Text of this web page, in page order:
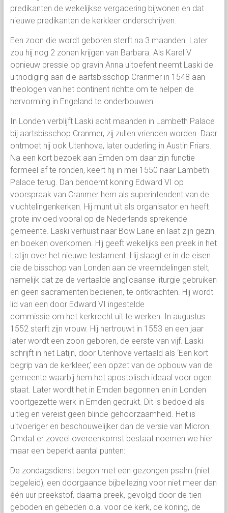
predikanten de wekelijkse vergadering bijwonen en dat
nieuwe predikanten de kerkleer onderschrijven.
Een zoon die wordt geboren sterft na 3 maanden. Later
zou hij nog 2 zonen krijgen van Barbara. Als Karel V
opnieuw pressie op gravin Anna uitoefent neemt Laski de
uitnodiging aan die aartsbisschop Cranmer in 1548 aan
theologen van het continent richtte om te helpen de
hervorming in Engeland te onderbouwen.
In Londen verblijft Laski acht maanden in Lambeth Palace
bij aartsbisschop Cranmer, zij zullen vrienden worden. Daar
ontmoet hij ook Utenhove, later ouderling in Austin Friars.
Na een kort bezoek aan Emden om daar zijn functie
formeel af te ronden, keert hij in mei 1550 naar Lambeth
Palace terug. Dan benoemt koning Edward VI op
voorspraak van Cranmer hem als superintendent van de
vluchtelingenkerken. Hij munt uit als organisator en heeft
grote invloed vooral op de Nederlands sprekende
gemeente. Laski verhuist naar Bow Lane en laat zijn gezin
en boeken overkomen. Hij geeft wekelijks een preek in het
Latijn over het nieuwe testament. Hij slaagt er in de eisen
die de bisschop van Londen aan de vreemdelingen stelt,
namelijk dat ze de vertaalde anglicaanse liturgie gebruiken
en geen sacramenten bedienen, te ontkrachten. Hij wordt
lid van een door Edward VI ingestelde
commissie om het kerkrecht uit te werken. In augustus
1552 sterft zijn vrouw. Hij hertrouwt in 1553 en een jaar
later wordt een zoon geboren, de eerste van vijf. Laski
schrijft in het Latijn, door Utenhove vertaald als ‘Een kort
begrip van de kerkleer,’ een opzet van de opbouw van de
gemeente waarbij hem het apostolisch ideaal voor ogen
staat. Later wordt het in Emden begonnen en in Londen
voortgezette werk in Emden gedrukt. Dit is bedoeld als
uitleg en vereist geen blinde gehoorzaamheid. Het is
uitvoeriger en beschouwelijker dan de versie van Micron.
Omdat er zoveel overeenkomst bestaat noemen we hier
maar een beperkt aantal punten:
De zondagsdienst begon met een gezongen psalm (niet
begeleid), een doorgaande bijbellezing voor niet meer dan
één uur preekstof, daarna preek, gevolgd door de tien
geboden en gebeden o.a. voor de kerk, de koning, de